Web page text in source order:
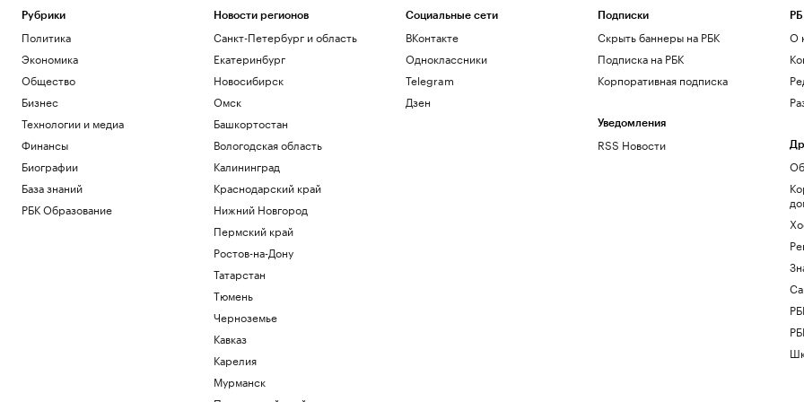
Рубрики
Политика
Экономика
Общество
Бизнес
Технологии и медиа
Финансы
Биографии
База знаний
РБК Образование
Новости регионов
Санкт-Петербург и область
Екатеринбург
Новосибирск
Омск
Башкортостан
Вологодская область
Калининград
Краснодарский край
Нижний Новгород
Пермский край
Ростов-на-Дону
Татарстан
Тюмень
Черноземье
Кавказ
Карелия
Мурманск
Социальные сети
ВКонтакте
Одноклассники
Telegram
Дзен
Подписки
Скрыть баннеры на РБК
Подписка на РБК
Корпоративная подписка
Уведомления
RSS Новости
О